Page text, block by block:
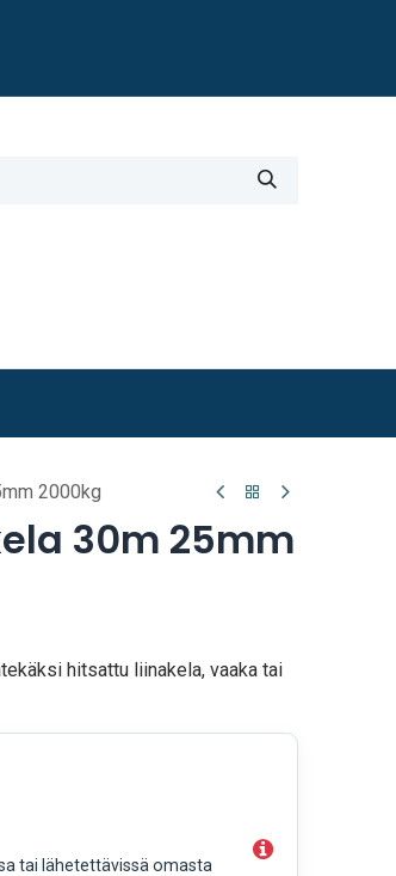
2000kg
30m 25mm
hitsattu liinakela, vaaka tai
tai lähetettävissä omasta